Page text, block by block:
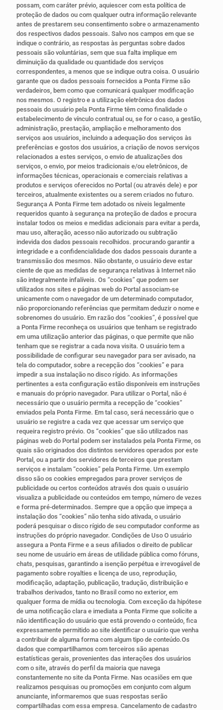
possam, com caráter prévio, aquiescer com esta política de
proteção de dados ou com qualquer outra informação relevante
antes de prestarem seu consentimento sobre o armazenamento
dos respectivos dados pessoais. Salvo nos campos em que se
indique o contrário, as respostas às perguntas sobre dados
pessoais são voluntárias, sem que sua falta implique em
diminuição da qualidade ou quantidade dos serviços
correspondentes, a menos que se indique outra coisa. O usuário
garante que os dados pessoais fornecidos a Ponta Firme são
verdadeiros, bem como que comunicará qualquer modificação
nos mesmos. O registro e a utilização eletrônica dos dados
pessoais do usuário pela Ponta Firme têm como finalidade o
estabelecimento de vínculo contratual ou, se for o caso, a gestão,
administração, prestação, ampliação e melhoramento dos
serviços aos usuários, incluindo a adequação dos serviços às
preferências e gostos dos usuários, a criação de novos serviços
relacionados a estes serviços, o envio de atualizações dos
serviços, o envio, por meios tradicionais e/ou eletrônicos, de
informações técnicas, operacionais e comerciais relativas a
produtos e serviços oferecidos no Portal (ou através dele) e por
terceiros, atualmente existentes ou a serem criados no futuro.
Segurança A Ponta Firme tem adotado os níveis legalmente
requeridos quanto à segurança na proteção de dados e procura
instalar todos os meios e medidas adicionais para evitar a perda,
mau uso, alteração, acesso não autorizado ou subtração
indevida dos dados pessoais recolhidos. procurando garantir a
integridade e a confidencialidade dos dados pessoais durante a
transmissão dos mesmos. Não obstante, o usuário deve estar
ciente de que as medidas de segurança relativas à Internet não
são integralmente infalíveis. Os “cookies” que podem ser
utilizados nos sites e páginas web do Portal associam-se
unicamente com o navegador de um determinado computador,
não proporcionando referências que permitam deduzir o nome e
sobrenomes do usuário. Em razão dos “cookies”, é possível que
a Ponta Firme reconheça os usuários que tenham se registrado
em uma utilização anterior das páginas, o que permite que não
tenham que se registrar a cada nova visita. O usuário tem a
possibilidade de configurar seu navegador para ser avisado, na
tela do computador, sobre a recepção dos “cookies” e para
impedir a sua instalação no disco rígido. As informações
pertinentes a esta configuração estão disponíveis em instruções
e manuais do próprio navegador. Para utilizar o Portal, não é
necessário que o usuário permita a recepção de “cookies”
enviados pela Ponta Firme. Em tal caso, será necessário que o
usuário se registre a cada vez que acessar um serviço que
requeira registro prévio. Os “cookies” que são utilizados nas
páginas web do Portal podem ser instalados pela Ponta Firme, os
quais são originados dos distintos servidores operados por este
Portal, ou a partir dos servidores de terceiros que prestam
serviços e instalam “cookies” pela Ponta Firme. Um exemplo
disso são os cookies empregados para prover serviços de
publicidade ou certos conteúdos através dos quais o usuário
visualiza a publicidade ou conteúdos em tempo, número de vezes
e forma pré-determinados. Sempre que a opção que impeça a
instalação dos “cookies” não tenha sido ativada, o usuário
poderá pesquisar o disco rígido de seu computador conforme as
instruções do próprio navegador. Condições de Uso O usuário
assegura a Ponta Firme e a seus afiliados o direito de publicar
seu nome de usuário em áreas de utilidade pública como fóruns,
chats, pesquisas, garantindo a isenção perpétua e irrevogável de
pagamento sobre royalties e licença de uso, reprodução,
modificação, adaptação, publicação, tradução, distribuição e
trabalhos derivados, tanto no Brasil como no exterior, em
qualquer forma de mídia ou tecnologia. Com exceção da hipótese
de uma notificação clara e imediata a Ponta Firme que solicite a
não identificação do usuário que está provendo o conteúdo, fica
expressamente permitido ao site identificar o usuário que venha
a contribuir de alguma forma com algum tipo de conteúdo.Os
dados que compartilhamos com terceiros são apenas
estatísticas gerais, provenientes das interações dos usuários
com o site, através do perfil da maioria que navega
constantemente no site da Ponta Firme. Nas ocasiões em que
realizamos pesquisas ou promoções em conjunto com algum
anunciante, informaremos que suas respostas serão
compartilhadas com essa empresa. Cancelamento de cadastro